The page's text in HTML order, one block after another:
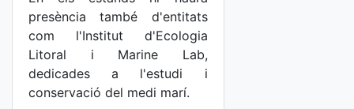
presència també d'entitats
com l'Institut d'Ecologia
Litoral i Marine Lab,
dedicades a l'estudi i
conservació del medi marí.